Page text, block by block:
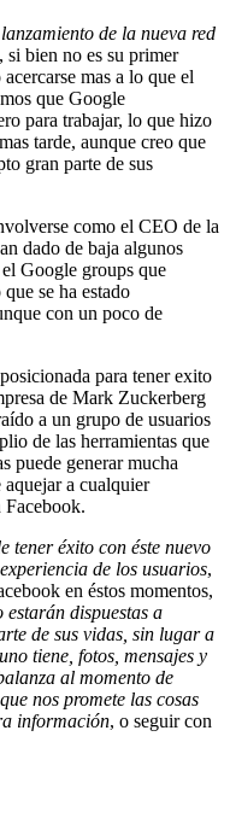
de la nueva red
, si bien no es su primer
mas a lo que el
que Google
para trabajar, lo que hizo
tarde, aunque creo que
gran parte de sus
como el CEO de la
dado de baja algunos
Google groups que
se ha estado
con un poco de
para tener exito
de Mark Zuckerberg
a un grupo de usuarios
de las herramientas que
puede generar mucha
a cualquier
Facebook.
tener éxito con éste nuevo
de los usuarios,
en éstos momentos,
estarán dispuestas a
de sus vidas, sin lugar a
tiene, fotos, mensajes y
al momento de
nos promete las cosas
información, o seguir con